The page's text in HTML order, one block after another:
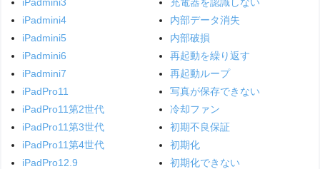
iPadmini4
iPadmini5
iPadmini6
iPadmini7
iPadPro11
iPadPro11第2世代
iPadPro11第3世代
iPadPro11第4世代
iPadPro12.9
内部データ消失
内部破損
再起動を繰り返す
再起動ループ
写真が保存できない
冷却ファン
初期不良保証
初期化
初期化できない